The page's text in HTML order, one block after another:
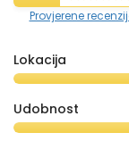
Provjerene
Lokacija
Udobnost